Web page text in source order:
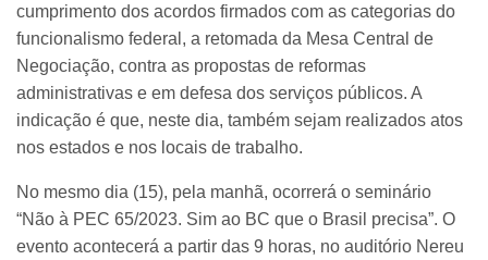
cumprimento dos acordos firmados com as categorias do
funcionalismo federal, a retomada da Mesa Central de
Negociação, contra as propostas de reformas
administrativas e em defesa dos serviços públicos. A
indicação é que, neste dia, também sejam realizados atos
nos estados e nos locais de trabalho.
No mesmo dia (15), pela manhã, ocorrerá o seminário
“Não à PEC 65/2023. Sim ao BC que o Brasil precisa”. O
evento acontecerá a partir das 9 horas, no auditório Nereu